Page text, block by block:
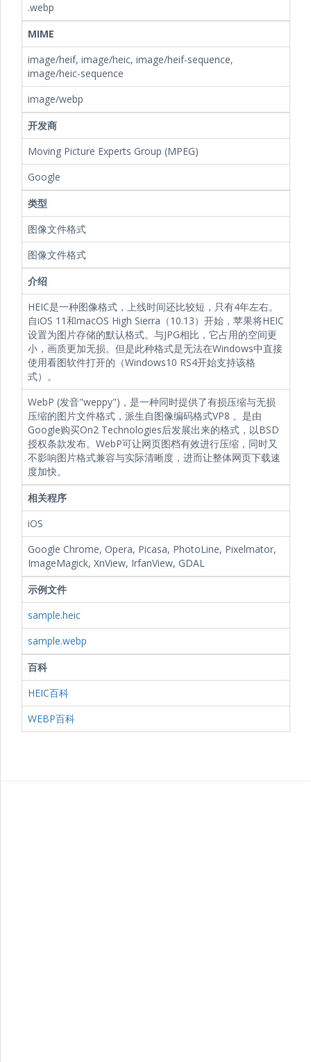
.webp
MIME
image/heif, image/heic, image/heif-sequence,
image/heic-sequence
image/webp
开发商
Moving Picture Experts Group (MPEG)
Google
类型
图像文件格式
图像文件格式
介绍
HEIC是一种图像格式，上线时间还比较短，只有4年左右。
自iOS 11和macOS High Sierra（10.13）开始，苹果将HEIC
设置为图片存储的默认格式。与JPG相比，它占用的空间更
小，画质更加无损。但是此种格式是无法在Windows中直接
使用看图软件打开的（Windows10 RS4开始支持该格
式）。
WebP (发音"weppy")，是一种同时提供了有损压缩与无损
压缩的图片文件格式，派生自图像编码格式VP8 。是由
Google购买On2 Technologies后发展出来的格式，以BSD
授权条款发布。WebP可让网页图档有效进行压缩，同时又
不影响图片格式兼容与实际清晰度，进而让整体网页下载速
度加快。
相关程序
iOS
Google Chrome, Opera, Picasa, PhotoLine, Pixelmator,
ImageMagick, XnView, IrfanView, GDAL
示例文件
sample.heic
sample.webp
百科
HEIC百科
WEBP百科